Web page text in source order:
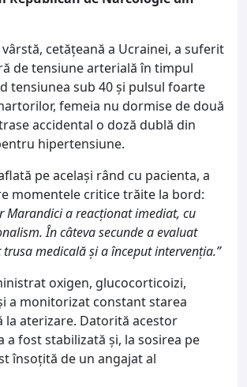
cetățeană a Ucrainei, a suferit
de tensiune arterială în timpul
tensiunea sub 40 și pulsul foarte
femeia nu dormise de două
accidental o doză dublă din
hipertensiune.
pe același rând cu pacienta, a
momentele critice trăite la bord:
Marandici a reacționat imediat, cu
În câteva secunde a evaluat
medicală și a început intervenția.”
oxigen, glucocorticoizi,
a monitorizat constant starea
la aterizare. Datorită acestor
a fost stabilizată și, la sosirea pe
însoțită de un angajat al